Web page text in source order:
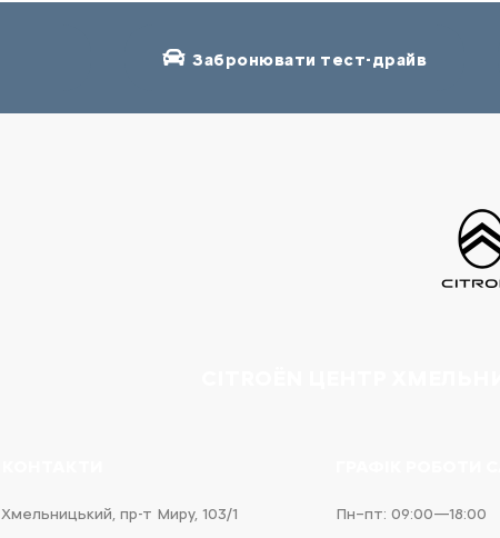
Забронювати тест-драйв
Хмельницький, пр-т Миру, 103/1
Пн–пт: 09:00—18:00